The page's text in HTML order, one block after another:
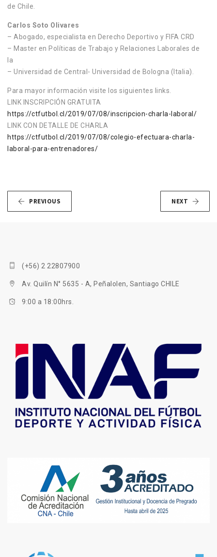
de Chile.
Carlos Soto Olivares
– Abogado, especialista en Derecho Deportivo y FIFA CRD
– Master en Políticas de Trabajo y Relaciones Laborales de
la
– Universidad de Central- Universidad de Bologna (Italia).
Para mayor información visite los siguientes links.
LINK INSCRIPCIÓN GRATUITA
https://ctfutbol.cl/2019/07/08/inscripcion-charla-laboral/
LINK CON DETALLE DE CHARLA
https://ctfutbol.cl/2019/07/08/colegio-efectuara-charla-
laboral-para-entrenadores/
PREVIOUS NEXT
(+56) 2 22807900
Av. Quilín N° 5635 - A, Peñalolen, Santiago CHILE
9:00 a 18:00hrs.